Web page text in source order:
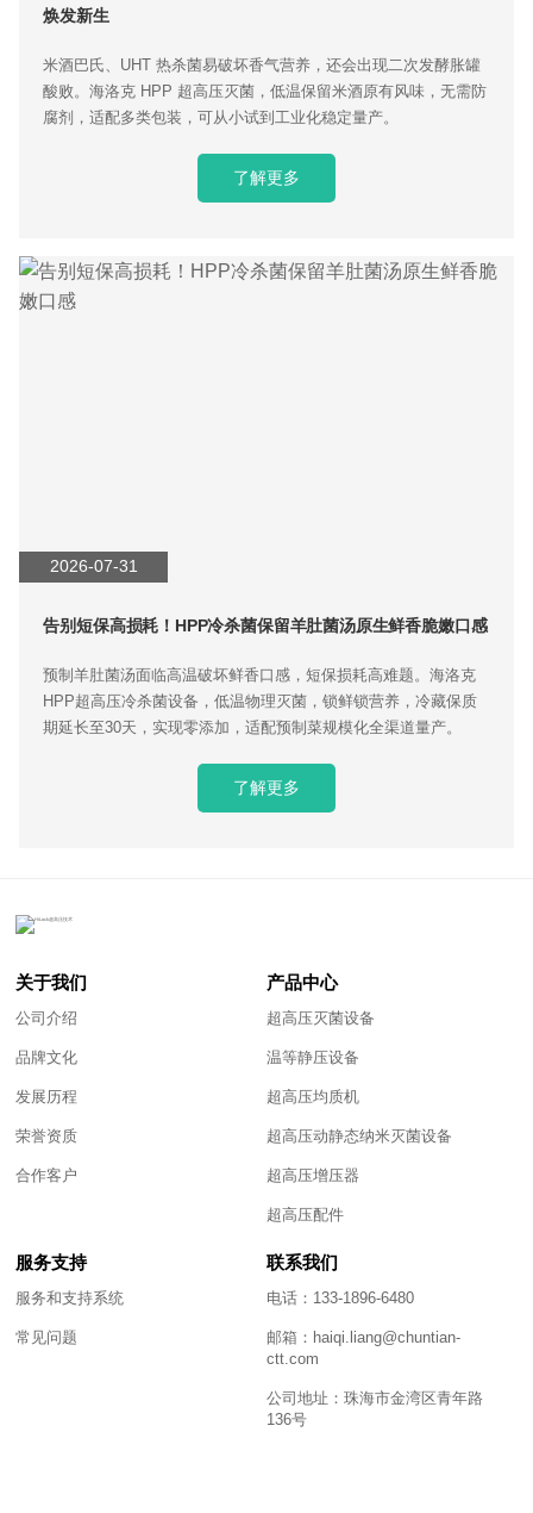
焕发新生
米酒巴氏、UHT 热杀菌易破坏香气营养，还会出现二次发酵胀罐
酸败。海洛克 HPP 超高压灭菌，低温保留米酒原有风味，无需防
腐剂，适配多类包装，可从小试到工业化稳定量产。
了解更多
2026-07-31
告别短保高损耗！HPP冷杀菌保留羊肚菌汤原生鲜香脆嫩口感
预制羊肚菌汤面临高温破坏鲜香口感，短保损耗高难题。海洛克
HPP超高压冷杀菌设备，低温物理灭菌，锁鲜锁营养，冷藏保质
期延长至30天，实现零添加，适配预制菜规模化全渠道量产。
了解更多
关于我们
公司介绍
品牌文化
发展历程
荣誉资质
合作客户
产品中心
超高压灭菌设备
温等静压设备
超高压均质机
超高压动静态纳米灭菌设备
超高压增压器
超高压配件
服务支持
服务和支持系统
常见问题
联系我们
电话：133-1896-6480
邮箱：haiqi.liang@chuntian-
ctt.com
公司地址：珠海市金湾区青年路
136号